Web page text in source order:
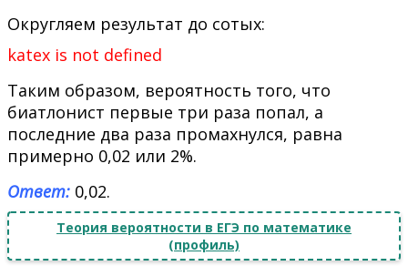
Округляем результат до сотых:
katex is not defined
Таким образом, вероятность того, что
биатлонист первые три раза попал, а
последние два раза промахнулся, равна
примерно 0,02 или 2%.
Ответ: 0,02.
Теория вероятности в ЕГЭ по математике
(профиль)